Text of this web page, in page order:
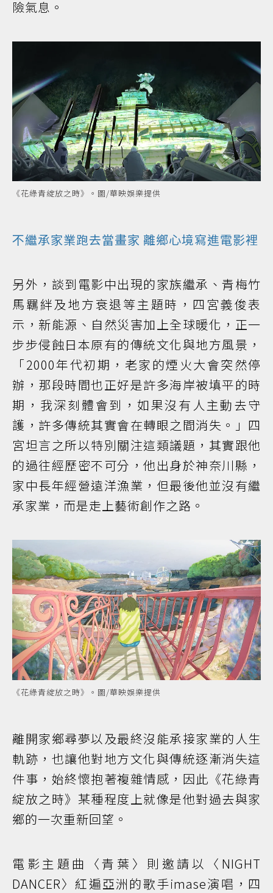
險氣息。
《花綠青綻放之時》。圖/華映娛樂提供
不繼承家業跑去當畫家 離鄉心境寫進電影裡
另外，談到電影中出現的家族繼承、青梅竹
馬羈絆及地方衰退等主題時，四宮義俊表
示，新能源、自然災害加上全球暖化，正一
步步侵蝕日本原有的傳統文化與地方風景，
「2000年代初期，老家的煙火大會突然停
辦，那段時間也正好是許多海岸被填平的時
期，我深刻體會到，如果沒有人主動去守
護，許多傳統其實會在轉眼之間消失。」四
宮坦言之所以特別關注這類議題，其實跟他
的過往經歷密不可分，他出身於神奈川縣，
家中長年經營遠洋漁業，但最後他並沒有繼
承家業，而是走上藝術創作之路。
《花綠青綻放之時》。圖/華映娛樂提供
離開家鄉尋夢以及最終沒能承接家業的人生
軌跡，也讓他對地方文化與傳統逐漸消失這
件事，始終懷抱著複雜情感，因此《花綠青
綻放之時》某種程度上就像是他對過去與家
鄉的一次重新回望。
電影主題曲〈青葉〉則邀請以〈NIGHT
DANCER〉紅遍亞洲的歌手imase演唱，四